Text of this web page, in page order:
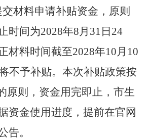
材料申请补贴资金，原则
时间为2028年8月31日24
材料时间截至2028年10月10
不予补贴。本次补贴政策按
原则，资金用完即止，市生
资金使用进度，提前在官网
告。